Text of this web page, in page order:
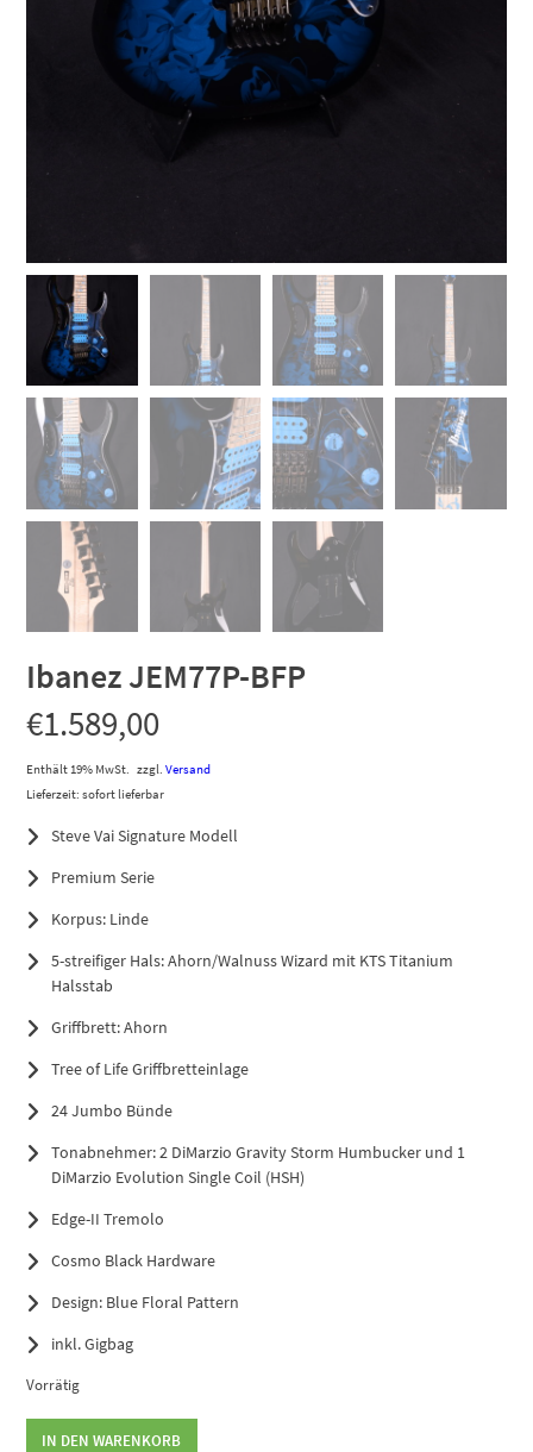
Ibanez JEM77P-BFP
€1.589,00
Enthält 19% MwSt. zzgl.Versand
Lieferzeit: sofort lieferbar
Steve Vai Signature Modell
Premium Serie
Korpus: Linde
5-streifiger Hals: Ahorn/Walnuss Wizard mit KTS Titanium
Halsstab
Griffbrett: Ahorn
Tree of Life Griffbretteinlage
24 Jumbo Bünde
Tonabnehmer: 2 DiMarzio Gravity Storm Humbucker und 1
DiMarzio Evolution Single Coil (HSH)
Edge-II Tremolo
Cosmo Black Hardware
Design: Blue Floral Pattern
inkl. Gigbag
Vorrätig
IN DEN WARENKORB